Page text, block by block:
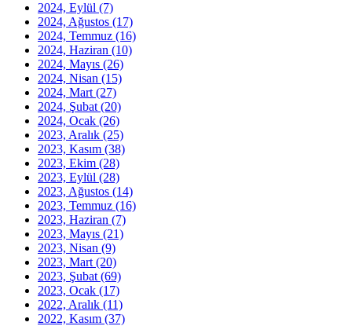
2024, Eylül (7)
2024, Ağustos (17)
2024, Temmuz (16)
2024, Haziran (10)
2024, Mayıs (26)
2024, Nisan (15)
2024, Mart (27)
2024, Şubat (20)
2024, Ocak (26)
2023, Aralık (25)
2023, Kasım (38)
2023, Ekim (28)
2023, Eylül (28)
2023, Ağustos (14)
2023, Temmuz (16)
2023, Haziran (7)
2023, Mayıs (21)
2023, Nisan (9)
2023, Mart (20)
2023, Şubat (69)
2023, Ocak (17)
2022, Aralık (11)
2022, Kasım (37)